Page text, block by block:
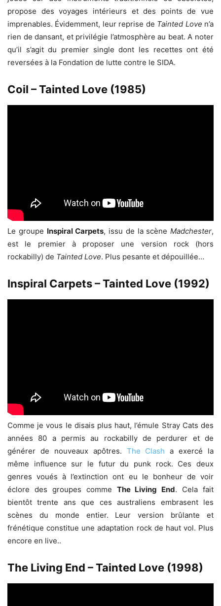
propose des voyages intérieurs et des points de vue
imprenables. Évidemment, leur reprise de Tainted Love n’a
rien de dansant, et privilégie l’atmosphère au beat. A noter
qu’il s’agit du premier single dont les recettes ont été
reversées à la Fondation de lutte contre le SIDA.
Coil – Tainted Love (1985)
Le groupe Inspiral Carpets, issu de la scène Madchester,
est le premier à proposer une version rock (hors
rockabilly) de Tainted Love. Plus pesante et dépouillée…
Inspiral Carpets – Tainted Love (1992)
Comme je vous le disais plus haut, l’émule Stray Cats des
années 80 a permis au rockabilly de perdurer et de
générer de nouveaux apôtres. The Clash a exercé la
même influence sur le futur du punk rock. Ces deux
genres voués à l’extinction ont eu le bonheur de voir
éclore des groupes comme The Living End. Cela fait
bientôt trente ans que ces australiens embrasent les
scènes du monde entier. Leur version brûlante et
frénétique constitue une adaptation rock de haut vol. Plus
encore en live..
The Living End – Tainted Love (1998)